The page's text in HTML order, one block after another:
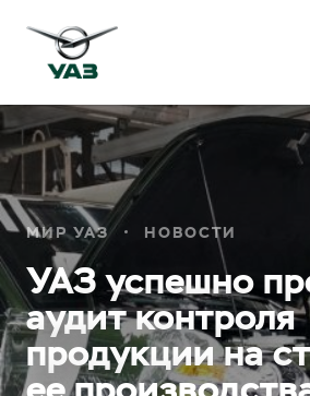
МИР УАЗ НОВОСТИ
УАЗ успешно
аудит контроля
продукции на